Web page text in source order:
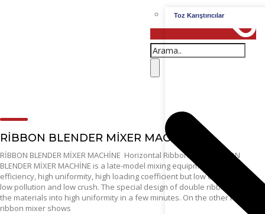
Toz Karıştırıcılar
RİBBON BLENDER MİXER MACHİNE
RİBBON BLENDER MİXER MACHİNE Horizontal Ribbon Mixer RİBBON
BLENDER MİXER MACHİNE is a late-model mixing equipment with high
efficiency, high uniformity, high loading coefficient but low energy cost,
low pollution and low crush. The special design of double ribbon mixer
the materials into high uniformity in a few minutes. On the other hand,
ribbon mixer shows